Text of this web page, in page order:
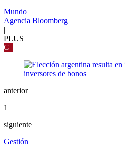
Mundo
Agencia Bloomberg
|
PLUS
G
anterior
1
siguiente
Gestión